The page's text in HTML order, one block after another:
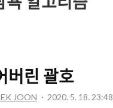
버린 괄호
JOON 2020. 5. 18. 23:48